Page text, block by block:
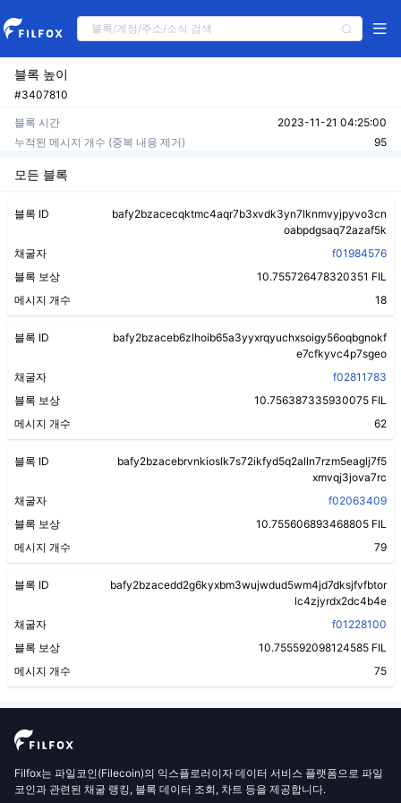
블록 높이
#3407810
블록 시간
2023-11-21 04:25:00
누적된 메시지 개수 (중복 내용 제거)
95
모든 블록
블록 ID
bafy2bzacecqktmc4aqr7b3xvdk3yn7lknmvyjpyvo3cn
oabpdgsaq72azaf5k
채굴자
f01984576
블록 보상
10.755726478320351 FIL
메시지 개수
18
블록 ID
bafy2bzaceb6zlhoib65a3yyxrqyuchxsoigy56oqbgnokf
e7cfkyvc4p7sgeo
채굴자
f02811783
블록 보상
10.756387335930075 FIL
메시지 개수
62
블록 ID
bafy2bzacebrvnkioslk7s72ikfyd5q2alln7rzm5eaglj7f5
xmvqj3jova7rc
채굴자
f02063409
블록 보상
10.755606893468805 FIL
메시지 개수
79
블록 ID
bafy2bzacedd2g6kyxbm3wujwdud5wm4jd7dksjfvfbtor
lc4zjyrdx2dc4b4e
채굴자
f01228100
블록 보상
10.755592098124585 FIL
메시지 개수
75
Filfox는 파일코인(Filecoin)의 익스플로러이자 데이터 서비스 플랫폼으로 파일
코인과 관련된 채굴 랭킹, 블록 데이터 조회, 차트 등을 제공합니다.